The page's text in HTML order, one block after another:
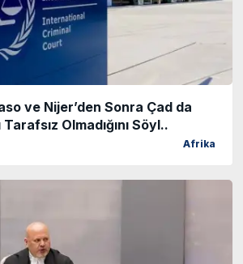
ve Nijer’den Sonra Çad da
Olmadığını Söyl..
Afrika